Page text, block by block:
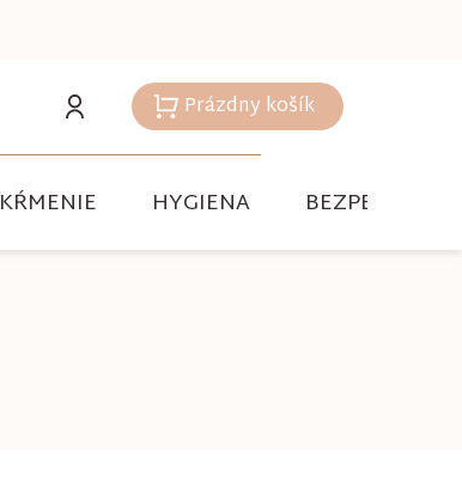
Nákupný
košík
Prázdny košík
KŔMENIE HYGIENA BEZPEČNOSŤ